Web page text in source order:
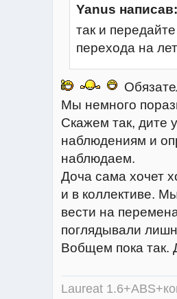
Yanus написав:
так и
перехода на
Мы немного
Скажем так, дите
наблюдениям и
наблюдаем.
Доча сама хочет
и в коллективе.
вести на
поглядывали
Вобщем пока так.
Laureat